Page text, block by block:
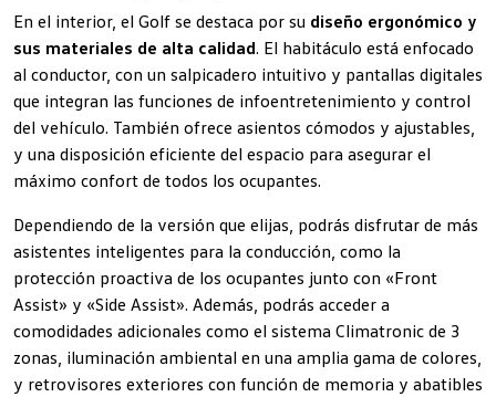
En el interior, el Golf se destaca por su diseño ergonómico y
sus materiales de alta calidad. El habitáculo está enfocado
al conductor, con un salpicadero intuitivo y pantallas digitales
que integran las funciones de infoentretenimiento y control
del vehículo. También ofrece asientos cómodos y ajustables,
y una disposición eficiente del espacio para asegurar el
máximo confort de todos los ocupantes.
Dependiendo de la versión que elijas, podrás disfrutar de más
asistentes inteligentes para la conducción, como la
protección proactiva de los ocupantes junto con «Front
Assist» y «Side Assist». Además, podrás acceder a
comodidades adicionales como el sistema Climatronic de 3
zonas, iluminación ambiental en una amplia gama de colores,
y retrovisores exteriores con función de memoria y abatibles